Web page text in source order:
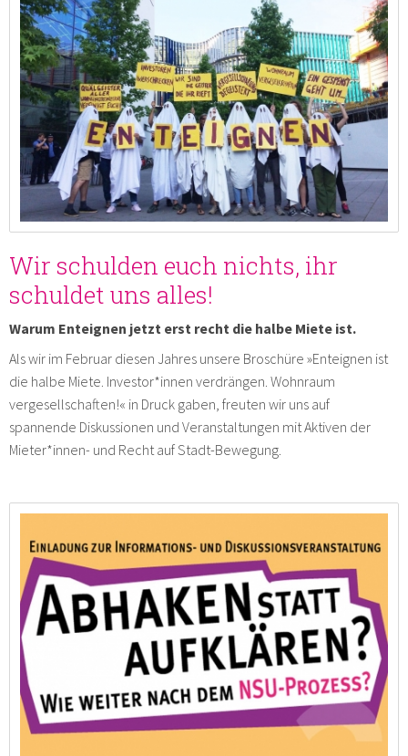
Wir schulden euch nichts, ihr
schuldet uns alles!
Warum Enteignen jetzt erst recht die halbe Miete ist.
Als wir im Februar diesen Jahres unsere Broschüre »Enteignen ist
die halbe Miete. Investor*innen verdrängen. Wohnraum
vergesellschaften!« in Druck gaben, freuten wir uns auf
spannende Diskussionen und Veranstaltungen mit Aktiven der
Mieter*innen- und Recht auf Stadt-Bewegung.